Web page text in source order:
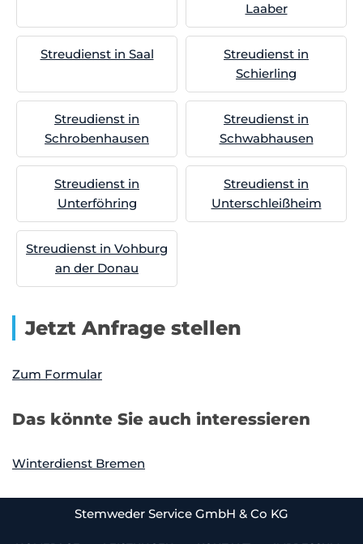
Laaber
Streudienst in Saal
Streudienst in
Schierling
Streudienst in
Schrobenhausen
Streudienst in
Schwabhausen
Streudienst in
Unterföhring
Streudienst in
Unterschleißheim
Streudienst in Vohburg
an der Donau
Jetzt Anfrage stellen
Zum Formular
Das könnte Sie auch interessieren
Winterdienst Bremen
Stemweder Service GmbH & Co KG